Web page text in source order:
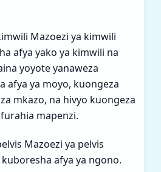
Mazoezi ya kimwili
afya yako ya kimwili na
yoyote yanaweza
afya ya moyo, kuongeza
mkazo, na hivyo kuongeza
mapenzi.
Mazoezi ya pelvis
afya ya ngono.